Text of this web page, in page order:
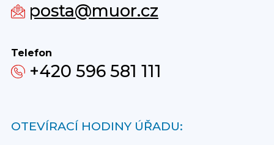
posta@muor.cz
Telefon
+420 596 581 111
OTEVÍRACÍ HODINY ÚŘADU: